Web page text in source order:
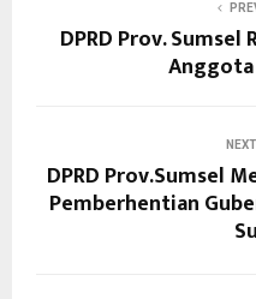
DPRD Prov.
Anggota
DPRD Prov.Sumsel
Pemberhentian